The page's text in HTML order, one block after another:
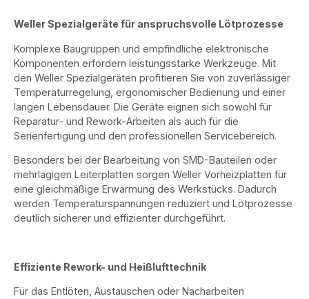
Weller Spezialgeräte für anspruchsvolle Lötprozesse
Komplexe Baugruppen und empfindliche elektronische
Komponenten erfordern leistungsstarke Werkzeuge. Mit
den Weller Spezialgeräten profitieren Sie von zuverlässiger
Temperaturregelung, ergonomischer Bedienung und einer
langen Lebensdauer. Die Geräte eignen sich sowohl für
Reparatur- und Rework-Arbeiten als auch für die
Serienfertigung und den professionellen Servicebereich.
Besonders bei der Bearbeitung von SMD-Bauteilen oder
mehrlagigen Leiterplatten sorgen Weller Vorheizplatten für
eine gleichmäßige Erwärmung des Werkstücks. Dadurch
werden Temperaturspannungen reduziert und Lötprozesse
deutlich sicherer und effizienter durchgeführt.
Effiziente Rework- und Heißlufttechnik
Für das Entlöten, Austauschen oder Nacharbeiten